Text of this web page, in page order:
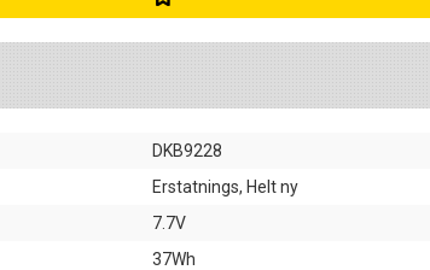
DKB9228
Erstatnings, Helt ny
7.7V
37Wh